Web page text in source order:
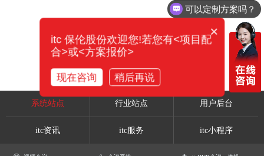
系统站点 行业站点 用户后台
itc资讯 itc服务 itc小程序
可以定制方案吗？
×
itc 保伦股份欢迎您!若您有<项目配
合>或<方案报价>
现在咨询 稍后再说